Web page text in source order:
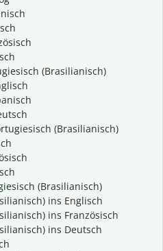
(Brasilianisch)
(Brasilianisch)
(Brasilianisch)
ins Englisch
ins Französisch
ins Deutsch